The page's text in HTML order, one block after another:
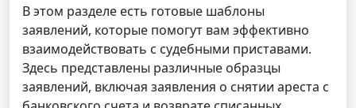
В этом разделе есть готовые шаблоны
заявлений, которые помогут вам эффективно
взаимодействовать с судебными приставами.
Здесь представлены различные образцы
заявлений, включая заявления о снятии ареста с